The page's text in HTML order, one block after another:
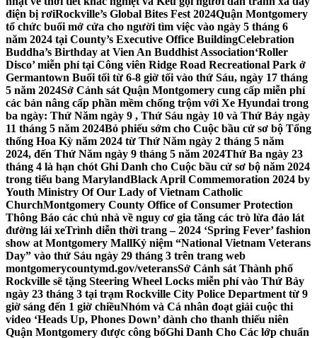
điện bị rơiRockville’s Global Bites Fest 2024Quận Montgomery
tổ chức buổi mở cửa cho người tìm việc vào ngày 5 tháng 6
năm 2024 tại County’s Executive Office BuildingCelebration
Buddha’s Birthday at Vien An Buddhist Association‘Roller
Disco’ miễn phí tại Công viên Ridge Road Recreational Park ở
Germantown Buổi tối từ 6-8 giờ tối vào thứ Sáu, ngày 17 tháng
5 năm 2024Sở Cảnh sát Quận Montgomery cung cấp miễn phí
các bản nâng cấp phần mềm chống trộm với Xe Hyundai trong
ba ngày: Thứ Năm ngày 9 , Thứ Sáu ngày 10 và Thứ Bảy ngày
11 tháng 5 năm 2024Bỏ phiếu sớm cho Cuộc bầu cử sơ bộ Tổng
thống Hoa Kỳ năm 2024 từ Thứ Năm ngày 2 tháng 5 năm
2024, đến Thứ Năm ngày 9 tháng 5 năm 2024Thứ Ba ngày 23
tháng 4 là hạn chót Ghi Danh cho Cuộc bầu cử sơ bộ năm 2024
trong tiểu bang MarylandBlack April Commemoration 2024 by
Youth Ministry Of Our Lady of Vietnam Catholic
ChurchMontgomery County Office of Consumer Protection
Thông Báo các chủ nhà về nguy cơ gia tăng các trò lừa đảo lát
đường lái xeTrình diễn thời trang – 2024 ‘Spring Fever’ fashion
show at Montgomery MallKỷ niệm “National Vietnam Veterans
Day” vào thứ Sáu ngày 29 tháng 3 trên trang web
montgomerycountymd.gov/veteransSở Cảnh sát Thành phố
Rockville sẽ tặng Steering Wheel Locks miễn phí vào Thứ Bảy
ngày 23 tháng 3 tại trạm Rockville City Police Department từ 9
giờ sáng đến 1 giờ chiềuNhóm và Cá nhân đoạt giải cuộc thi
video ‘Heads Up, Phones Down’ dành cho thanh thiếu niên
Quận Montgomery được công bốGhi Danh Cho Các lớp chuẩn